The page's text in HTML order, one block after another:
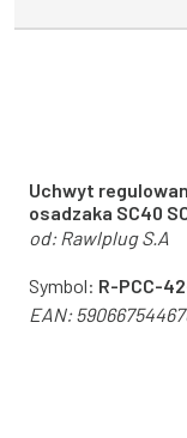
Uchwyt
osadzaka SC40
od: Rawlplug S.A
Symbol: R-PCC-
EAN: